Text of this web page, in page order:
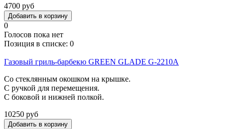
4700 руб
0
Голосов пока нет
Позиция в списке: 0
Газовый гриль-барбекю GREEN GLADE G-2210A
Со стеклянным окошком на крышке.
С ручкой для перемещения.
С боковой и нижней полкой.
10250 руб